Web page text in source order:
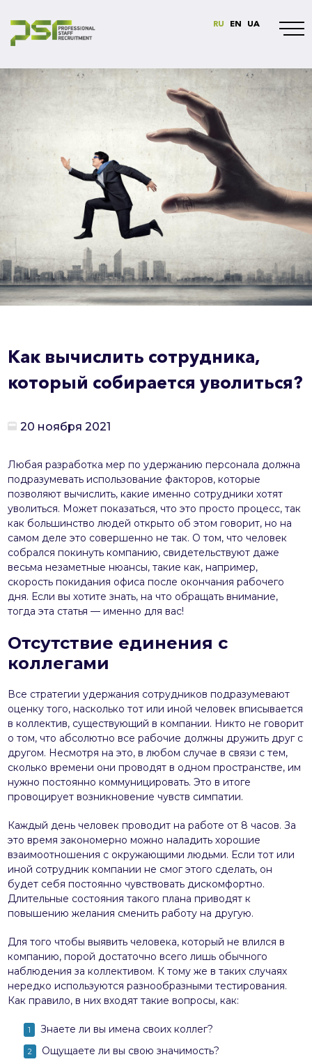
RU EN UA
Как вычислить сотрудника,
который собирается уволиться?
20 ноября 2021
Любая разработка мер по удержанию персонала должна
подразумевать использование факторов, которые
позволяют вычислить, какие именно сотрудники хотят
уволиться. Может показаться, что это просто процесс, так
как большинство людей открыто об этом говорит, но на
самом деле это совершенно не так. О том, что человек
собрался покинуть компанию, свидетельствуют даже
весьма незаметные нюансы, такие как, например,
скорость покидания офиса после окончания рабочего
дня. Если вы хотите знать, на что обращать внимание,
тогда эта статья — именно для вас!
Отсутствие единения с
коллегами
Все стратегии удержания сотрудников подразумевают
оценку того, насколько тот или иной человек вписывается
в коллектив, существующий в компании. Никто не говорит
о том, что абсолютно все рабочие должны дружить друг с
другом. Несмотря на это, в любом случае в связи с тем,
сколько времени они проводят в одном пространстве, им
нужно постоянно коммуницировать. Это в итоге
провоцирует возникновение чувств симпатии.
Каждый день человек проводит на работе от 8 часов. За
это время закономерно можно наладить хорошие
взаимоотношения с окружающими людьми. Если тот или
иной сотрудник компании не смог этого сделать, он
будет себя постоянно чувствовать дискомфортно.
Длительные состояния такого плана приводят к
повышению желания сменить работу на другую.
Для того чтобы выявить человека, который не влился в
компанию, порой достаточно всего лишь обычного
наблюдения за коллективом. К тому же в таких случаях
нередко используются разнообразными тестирования.
Как правило, в них входят такие вопросы, как:
Знаете ли вы имена своих коллег?
Ощущаете ли вы свою значимость?